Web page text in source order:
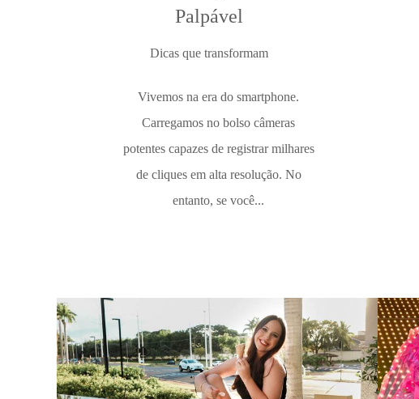
Palpável
Dicas que transformam
Vivemos na era do smartphone.
Carregamos no bolso câmeras
potentes capazes de registrar milhares
de cliques em alta resolução. No
entanto, se você...